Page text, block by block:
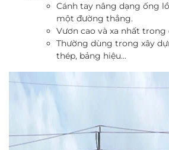
Cánh tay nâng dạng ống
một đường thẳng.
Vươn cao và xa nhất
Thường dùng trong xây
thép, bảng hiệu…